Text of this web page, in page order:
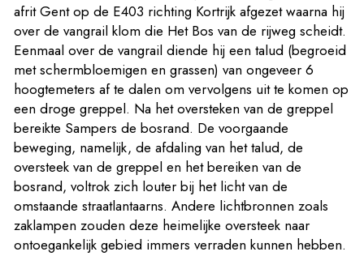
afrit Gent op de E403 richting Kortrijk afgezet waarna hij
over de vangrail klom die Het Bos van de rijweg scheidt.
Eenmaal over de vangrail diende hij een talud (begroeid
met schermbloemigen en grassen) van ongeveer 6
hoogtemeters af te dalen om vervolgens uit te komen op
een droge greppel. Na het oversteken van de greppel
bereikte Sampers de bosrand. De voorgaande
beweging, namelijk, de afdaling van het talud, de
oversteek van de greppel en het bereiken van de
bosrand, voltrok zich louter bij het licht van de
omstaande straatlantaarns. Andere lichtbronnen zoals
zaklampen zouden deze heimelijke oversteek naar
ontoegankelijk gebied immers verraden kunnen hebben.